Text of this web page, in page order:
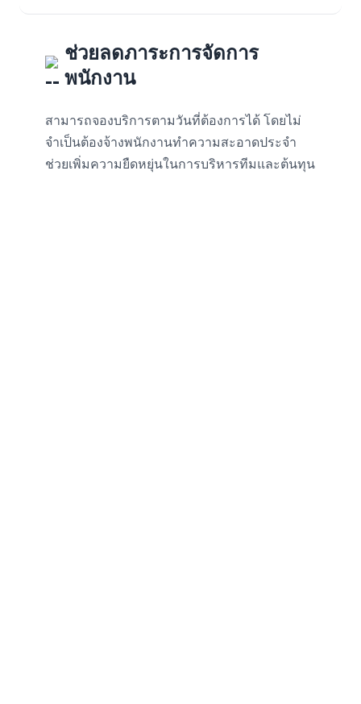
ช่วยลดภาระการจัดการ
พนักงาน
สามารถจองบริการตามวันที่ต้องการได้ โดยไม่
จำเป็นต้องจ้างพนักงานทำความสะอาดประจำ
ช่วยเพิ่มความยืดหยุ่นในการบริหารทีมและต้นทุน